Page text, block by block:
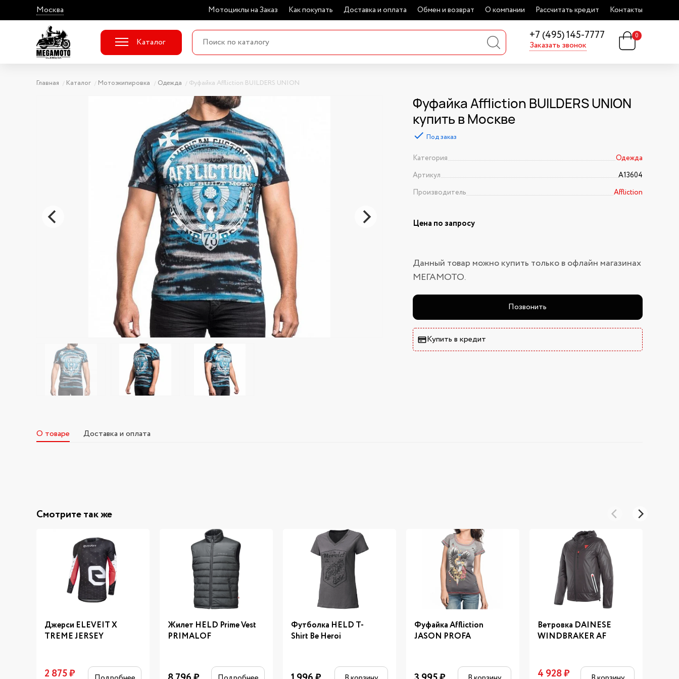
Москва Мотоциклы на Заказ Как покупать Доставка и оплата Обмен и возврат О компании Рассчитать кредит Контакты
+7 (495) 145-7777
Заказать звонок
Каталог
0
Главная Каталог Мотоэкипировка Одежда Фуфайка Affliction BUILDERS UNION
Фуфайка Affliction BUILDERS UNION
купить в Москве
Под заказ
Категория
Одежда
Артикул
A13604
Производитель
Affliction
Цена по запросу
Данный товар можно купить только в офлайн магазинах
МЕГАМОТО.
Позвонить
Купить в кредит
О товаре Доставка и оплата
Смотрите так же
Джерси ELEVEIT X
TREME JERSEY
2 875₽
Жилет HELD Prime Vest
PRIMALOF
Футболка HELD T-
Shirt Be Heroi
Фуфайка Affliction
JASON PROFA
Ветровка DAINESE
WINDBRAKER AF
4 928₽